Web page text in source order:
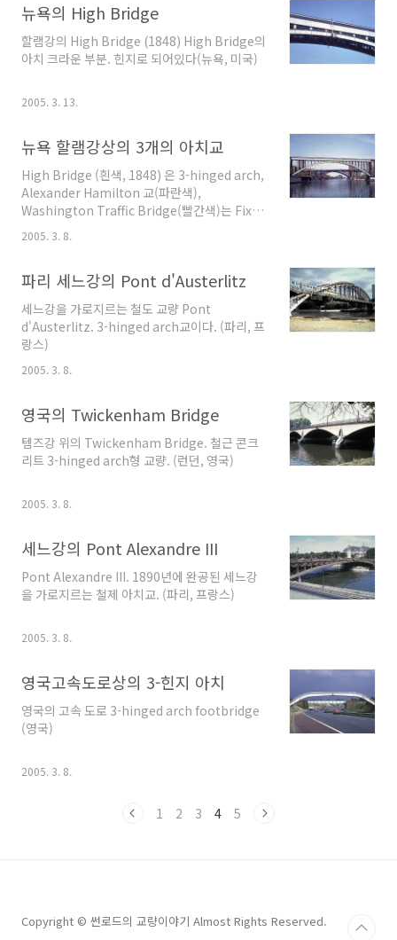
받았으며, 철근콘크리트(RC) 구조체를 역학적으
로 완성시킨 독특한 마야르식 가교(架橋) 방식을
발표하였다. 몇 해 동안 기술회사에서 F. 안비크
와 같이 일하다가 1902년 취리히에 구조설계사
했으나, 17년 러시아혁명후 귀국하였다. 이후 제
로 《무량(無梁) 구조에 의한 백화점(1910)》,
슈바르첸부르크..
뉴욕의 High Bridge
할램강의 High Bridge (1848) High Bridge의
아치 크라운 부분. 힌지로 되어있다(뉴욕, 미국)
2005. 3. 13.
뉴욕 할램강상의 3개의 아치교
High Bridge (흰색, 1848) 은 3-hinged arch,
Alexander Hamilton 교(파란색),
Washington Traffic Bridge(빨간색)는 Fixed
Arch이다. (뉴욕, 미국)
2005. 3. 8.
파리 세느강의 Pont d'Austerlitz
세느강을 가로지르는 철도 교량 Pont
d'Austerlitz. 3-hinged arch교이다. (파리, 프
랑스)
2005. 3. 8.
영국의 Twickenham Bridge
템즈강 위의 Twickenham Bridge. 철근 콘크
리트 3-hinged arch형 교량. (런던, 영국)
2005. 3. 8.
세느강의 Pont Alexandre III
Pont Alexandre III. 1890년에 완공된 세느강
을 가로지르는 철제 아치교. (파리, 프랑스)
2005. 3. 8.
영국고속도로상의 3-힌지 아치
영국의 고속 도로 3-hinged arch footbridge
(영국)
2005. 3. 8.
1 2 3 4 5
Copyright © 썬로드의 교량이야기 Almost Rights Reserved.